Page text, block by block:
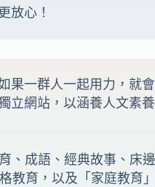
放心！
一群人一起用力，就
立網站，以涵養人文
、成語、經典故事、床
教育，以及「家庭教